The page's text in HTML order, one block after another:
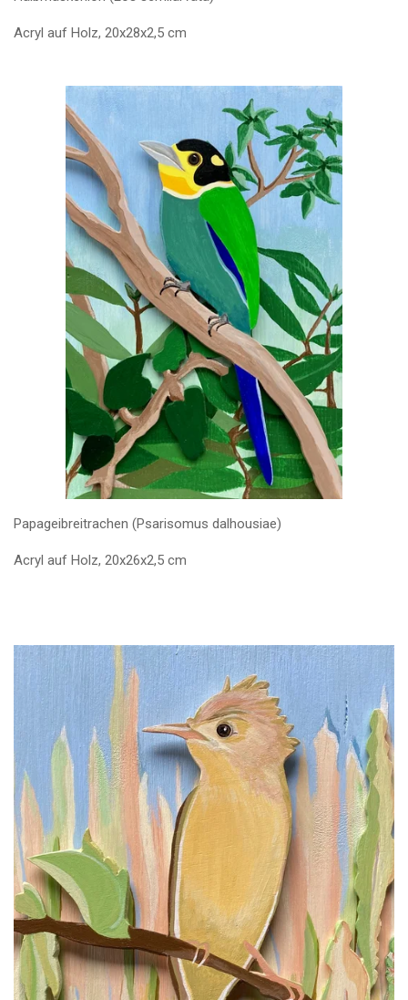
Acryl auf Holz, 20x28x2,5 cm
Papageibreitrachen (Psarisomus dalhousiae)
Acryl auf Holz, 20x26x2,5 cm